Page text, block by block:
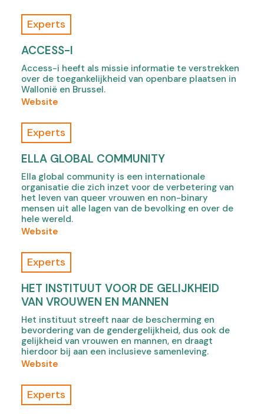
c
y
c
l
e
t
t
o
p
e
n
s
i
n
n
t
a
b
)
r
,
p
e
n
s
n
n
e
w
a
b
)
f
E
s
e
n
c
o
p
n
s
i
n
n
t
a
)
Experts
ACCESS-I
Access-i heeft als missie informatie te verstrekken
over de toegankelijkheid van openbare plaatsen in
Wallonië en Brussel.
Website
f
A
c
c
e
s
s
-
o
p
e
n
s
i
n
n
t
a
Experts
ELLA GLOBAL COMMUNITY
Ella global community is een internationale
organisatie die zich inzet voor de verbetering van
het leven van queer vrouwen en non-binary
mensen uit alle lagen van de bevolking en over de
hele wereld.
Website
f
E
l
l
a
G
l
o
l
C
Experts
HET INSTITUUT VOOR DE GELIJKHEID
VAN VROUWEN EN MANNEN
Het instituut streeft naar de bescherming en
bevordering van de gendergelijkheid, dus ook de
gelijkheid van vrouwen en mannen, en draagt
hierdoor bij aan een inclusieve samenleving.
Website
f
H
Experts